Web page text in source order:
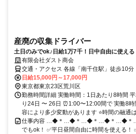
産廃の収集ドライバー
土日のみでok♪日給1万7千！日中自由に使える
有限会社ダスト商会
交通・アクセス 各線「南千住駅」徒歩10分
日給15,000円～17,000円
東京都東京23区荒川区
勤務時間詳細 実働時間：1日あたり8時間
り24日 〜 26日 ⏰1:00〜12:00間で 実働8
容により多少変動があります ⭐時間の融通
仕事内容 …◆＊…◆＊…◆＊…◆＊…◆＊
でもok！ ✅平日昼間自由に時間を使える！